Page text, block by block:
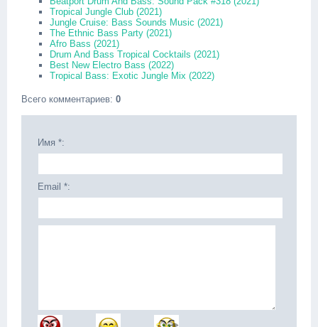
Tropical Jungle Club (2021)
Jungle Cruise: Bass Sounds Music (2021)
The Ethnic Bass Party (2021)
Afro Bass (2021)
Drum And Bass Tropical Cocktails (2021)
Best New Electro Bass (2022)
Tropical Bass: Exotic Jungle Mix (2022)
Всего комментариев: 0
Имя *:
Email *: